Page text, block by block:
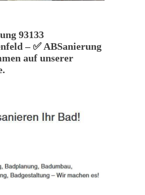
93133
– ✅ ABSanierung
auf unserer